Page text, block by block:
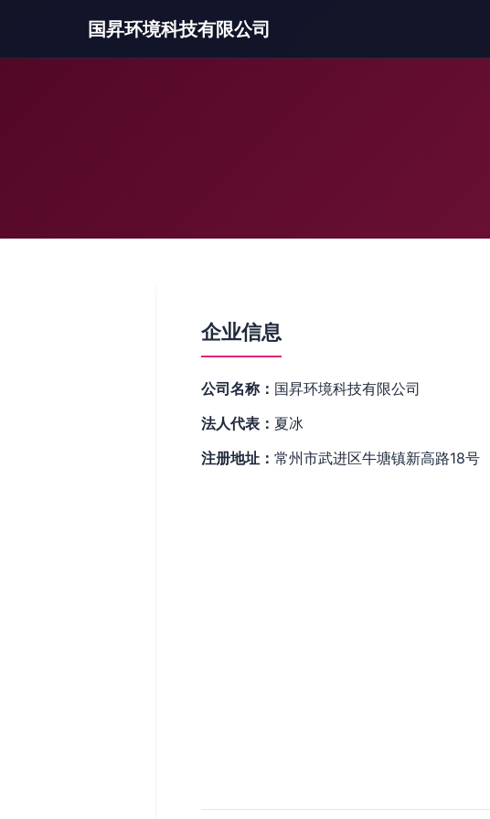
国昇环境科技有限公司
企业信息
公司名称： 国昇环境科技有限公司
法人代表： 夏冰
注册地址： 常州市武进区牛塘镇新高路18号